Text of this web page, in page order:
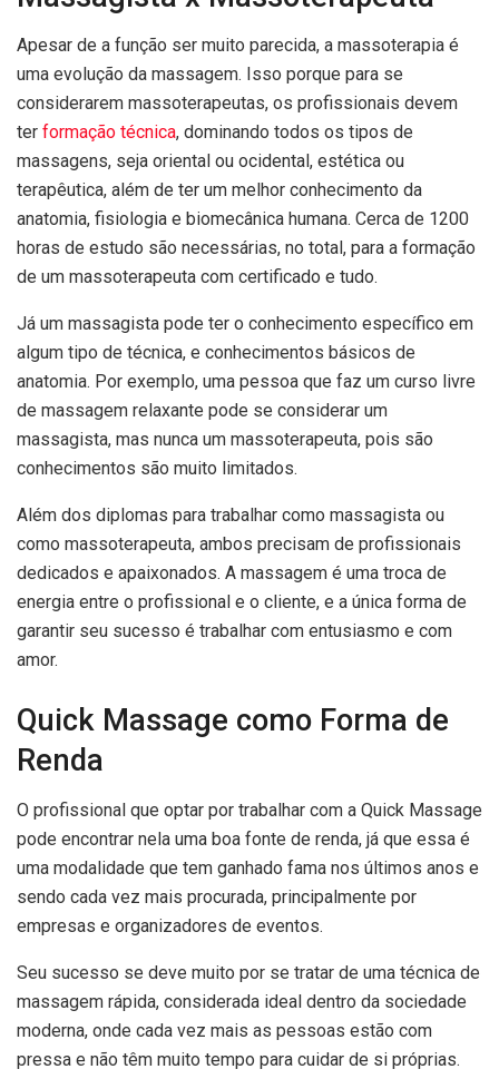
Apesar de a função ser muito parecida, a massoterapia é
uma evolução da massagem. Isso porque para se
considerarem massoterapeutas, os profissionais devem
ter formação técnica, dominando todos os tipos de
massagens, seja oriental ou ocidental, estética ou
terapêutica, além de ter um melhor conhecimento da
anatomia, fisiologia e biomecânica humana. Cerca de 1200
horas de estudo são necessárias, no total, para a formação
de um massoterapeuta com certificado e tudo.
Já um massagista pode ter o conhecimento específico em
algum tipo de técnica, e conhecimentos básicos de
anatomia. Por exemplo, uma pessoa que faz um curso livre
de massagem relaxante pode se considerar um
massagista, mas nunca um massoterapeuta, pois são
conhecimentos são muito limitados.
Além dos diplomas para trabalhar como massagista ou
como massoterapeuta, ambos precisam de profissionais
dedicados e apaixonados. A massagem é uma troca de
energia entre o profissional e o cliente, e a única forma de
garantir seu sucesso é trabalhar com entusiasmo e com
amor.
Quick Massage como Forma de
Renda
O profissional que optar por trabalhar com a Quick Massage
pode encontrar nela uma boa fonte de renda, já que essa é
uma modalidade que tem ganhado fama nos últimos anos e
sendo cada vez mais procurada, principalmente por
empresas e organizadores de eventos.
Seu sucesso se deve muito por se tratar de uma técnica de
massagem rápida, considerada ideal dentro da sociedade
moderna, onde cada vez mais as pessoas estão com
pressa e não têm muito tempo para cuidar de si próprias.